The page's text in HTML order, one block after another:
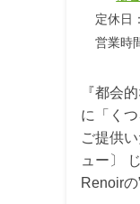
定休日
営業時
『都会
に「く
ご提供
ュー〕
Renoir